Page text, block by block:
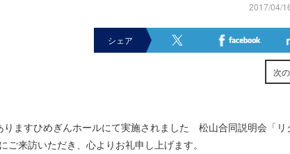
2017/04/
シェア
次
ますひめぎんホールにて実施されました 松山合同説明会「リ
来訪いただき、心よりお礼申し上げます。